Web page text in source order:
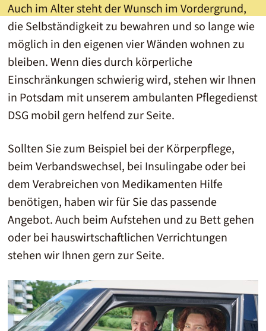
Auch im Alter steht der Wunsch im Vordergrund,
die Selbständigkeit zu bewahren und so lange wie
möglich in den eigenen vier Wänden wohnen zu
bleiben. Wenn dies durch körperliche
Einschränkungen schwierig wird, stehen wir Ihnen
in Potsdam mit unserem ambulanten Pflegedienst
DSG mobil gern helfend zur Seite.
Sollten Sie zum Beispiel bei der Körperpflege,
beim Verbandswechsel, bei Insulingabe oder bei
dem Verabreichen von Medikamenten Hilfe
benötigen, haben wir für Sie das passende
Angebot. Auch beim Aufstehen und zu Bett gehen
oder bei hauswirtschaftlichen Verrichtungen
stehen wir Ihnen gern zur Seite.